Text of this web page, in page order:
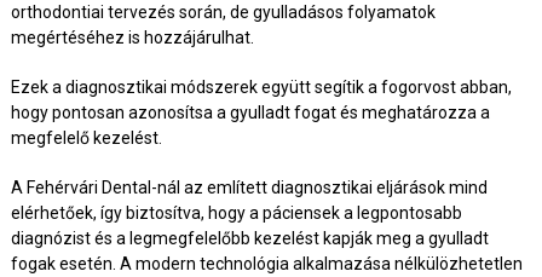
orthodontiai tervezés során, de gyulladásos folyamatok
megértéséhez is hozzájárulhat.
Ezek a diagnosztikai módszerek együtt segítik a fogorvost abban,
hogy pontosan azonosítsa a gyulladt fogat és meghatározza a
megfelelő kezelést.
A Fehérvári Dental-nál az említett diagnosztikai eljárások mind
elérhetőek, így biztosítva, hogy a páciensek a legpontosabb
diagnózist és a legmegfelelőbb kezelést kapják meg a gyulladt
fogak esetén. A modern technológia alkalmazása nélkülözhetetlen